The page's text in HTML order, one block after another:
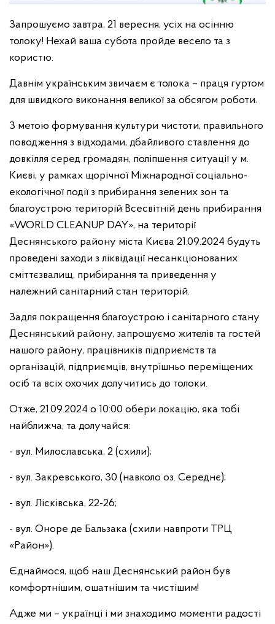
Запрошуємо завтра, 21 вересня, усіх на осінню
толоку! Нехай ваша субота пройде весело та з
користю.
Давнім українським звичаєм є толока – праця гуртом
для швидкого виконання великої за обсягом роботи.
З метою формування культури чистоти, правильного
поводження з відходами, дбайливого ставлення до
довкілля серед громадян, поліпшення ситуації у м.
Києві, у рамках щорічної Міжнародної соціально-
екологічної події з прибирання зелених зон та
благоустрою територій Всесвітній день прибирання
«WORLD CLEANUP DAY», на території
Деснянського району міста Києва 21.09.2024 будуть
проведені заходи з ліквідації несанкціонованих
сміттєзвалищ, прибирання та приведення у
належний санітарний стан територій.
Задля покращення благоустрою і санітарного стану
Деснянський району, запрошуємо жителів та гостей
нашого району, працівників підприємств та
організацій, підприємців, внутрішньо переміщених
осіб та всіх охочих долучитись до толоки.
Отже, 21.09.2024 о 10:00 обери локацію, яка тобі
найближча, та долучайся:
- вул. Милославська, 2 (схили);
- вул. Закревського, 30 (навколо оз. Середнє);
- вул. Лісківська, 22-26;
- вул. Оноре де Бальзака (схили навпроти ТРЦ
«Район»).
Єднаймося, щоб наш Деснянський район був
комфортнішим, ошатнішим та чистішим!
Адже ми – українці і ми знаходимо моменти радості